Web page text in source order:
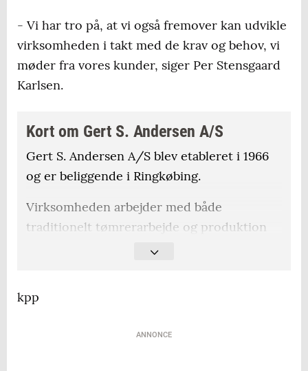
- Vi har tro på, at vi også fremover kan udvikle
virksomheden i takt med de krav og behov, vi
møder fra vores kunder, siger Per Stensgaard
Karlsen.
Kort om Gert S. Andersen A/S
Gert S. Andersen A/S blev etableret i 1966
og er beliggende i Ringkøbing.
Virksomheden arbejder med både
traditionelt tømrerarbejde og produktion
inden for maskinsnedkeri.
medarbejdere.
kpp
ANNONCE